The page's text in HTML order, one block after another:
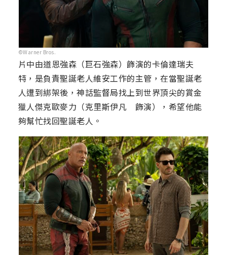
©Warner Bros.
片中由道恩強森（巨石強森）飾演的卡倫達瑞夫
特，是負責聖誕老人維安工作的主管，在當聖誕老
人遭到綁架後，神話監督局找上到世界頂尖的賞金
獵人傑克歐麥力（克里斯伊凡 飾演），希望他能
夠幫忙找回聖誕老人。